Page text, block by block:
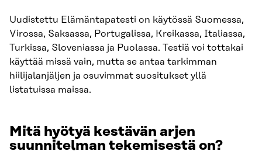
Uudistettu Elämäntapatesti on käytössä Suomessa,
Virossa, Saksassa, Portugalissa, Kreikassa, Italiassa,
Turkissa, Sloveniassa ja Puolassa. Testiä voi tottakai
käyttää missä vain, mutta se antaa tarkimman
hiilijalanjäljen ja osuvimmat suositukset yllä
listatuissa maissa.
Mitä hyötyä kestävän arjen
suunnitelman tekemisestä on?